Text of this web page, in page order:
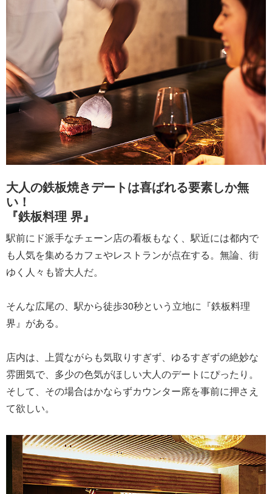
大人の鉄板焼きデートは喜ばれる要素しか無
い！
『鉄板料理 界』
駅前にド派手なチェーン店の看板もなく、駅近には都内で
も人気を集めるカフェやレストランが点在する。無論、街
ゆく人々も皆大人だ。
そんな広尾の、駅から徒歩30秒という立地に『鉄板料理
界』がある。
店内は、上質ながらも気取りすぎず、ゆるすぎずの絶妙な
雰囲気で、多少の色気がほしい大人のデートにぴったり。
そして、その場合はかならずカウンター席を事前に押さえ
て欲しい。